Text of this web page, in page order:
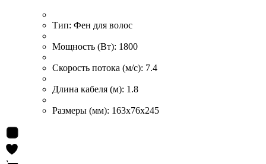
Тип: Фен для волос
Мощность (Вт): 1800
Скорость потока (м/с): 7.4
Длина кабеля (м): 1.8
Размеры (мм): 163x76x245